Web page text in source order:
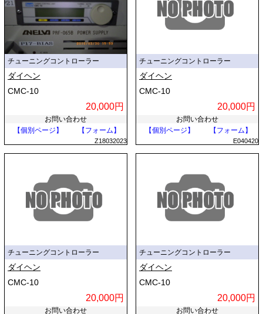
チューニングコントローラー
ダイヘン
CMC-10
20,000円
お問い合わせ
【個別ページ】
【フォーム】
Z18032023
チューニングコントローラー
ダイヘン
CMC-10
20,000円
お問い合わせ
【個別ページ】
【フォーム】
E040420
チューニングコントローラー
ダイヘン
CMC-10
20,000円
お問い合わせ
チューニングコントローラー
ダイヘン
CMC-10
20,000円
お問い合わせ